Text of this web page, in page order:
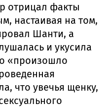
отрицал факты
настаивая на том,
Шанти, а
и укусила
«произошло
что увечья щенку,